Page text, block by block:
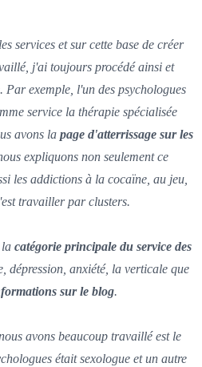
services et sur cette base de créer
j'ai toujours procédé ainsi et
Par exemple, l'un des psychologues
service la thérapie spécialisée
avons la page d'atterrissage sur les
expliquons non seulement ce
les addictions à la cocaïne, au jeu,
travailler par clusters.
la catégorie principale du service des
dépression, anxiété, la verticale que
sur le blog.
avons beaucoup travaillé est le
était sexologue et un autre